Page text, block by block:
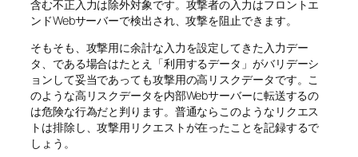
含む不正入力は除外対象です。攻撃者の入力はフロントエ
ンドWebサーバーで検出され、攻撃を阻止できます。
そもそも、攻撃用に余計な入力を設定してきた入力デー
タ、である場合はたとえ「利用するデータ」がバリデーシ
ョンして妥当であっても攻撃用の高リスクデータです。こ
のような高リスクデータを内部Webサーバーに転送するの
は危険な行為だと判ります。普通ならこのようなリクエス
トは排除し、攻撃用リクエストが在ったことを記録するで
しょう。